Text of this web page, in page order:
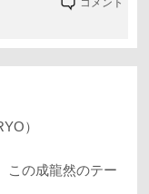
コメント
）
この成龍然のテー